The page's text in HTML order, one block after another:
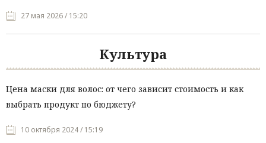
27 мая 2026 / 15:20
Культура
Цена маски для волос: от чего зависит стоимость и как
выбрать продукт по бюджету?
10 октября 2024 / 15:19